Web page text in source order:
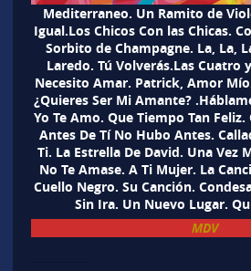
Mediterraneo. Un Ramito de
Igual.Los Chicos Con las Chicas.
Sorbito de Champagne. La, La,
Laredo. Tú Volverás.Las Cuatro
Necesito Amar. Patrick, Amor
¿Quieres Ser Mi Amante?
Yo Te Amo. Que Tiempo Tan
Antes De Tí No Hubo Antes.
Ti. La Estrella De David. Una Vez
No Te Amase. A Ti Mujer. La
Cuello Negro. Su Canción.
Sin Ira. Un Nuevo Lugar.
MDV